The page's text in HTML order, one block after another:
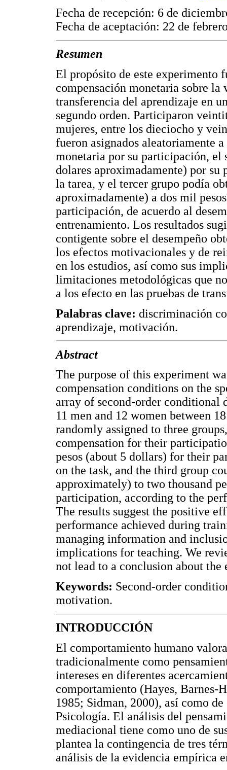
Fecha de recepción: 6 de
Fecha de aceptación: 22 de
Resumen
El propósito de este experimento
compensación monetaria sobre
transferencia del aprendizaje en
segundo orden. Participaron
mujeres, entre los dieciocho y
fueron asignados aleatoriamente
monetaria por su participación, el
dolares aproximadamente) por su
la tarea, y el tercer grupo podía
aproximadamente) a dos mil
participación, de acuerdo al
entrenamiento. Los resultados
contigente sobre el desempeño
los efectos motivacionales y de
en los estudios, así como sus
limitaciones metodológicas que
a los efecto en las pruebas de
Palabras clave: discriminación
aprendizaje, motivación.
Abstract
The purpose of this experiment
compensation conditions on the
array of second-order
11 men and 12 women between
randomly assigned to three
compensation for their
pesos (about 5 dollars) for their
on the task, and the third group
approximately) to two thousand
participation, according to the
The results suggest the positive
performance achieved during
managing information and
implications for teaching. We
not lead to a conclusion about the
Keywords: Second-order
motivation.
INTRODUCCIÓN
El comportamiento humano
tradicionalmente como
intereses en diferentes
comportamiento (Hayes, Barnes-
1985; Sidman, 2000), así como
Psicología. El análisis del
mediacional tiene como uno de
plantea la contingencia de tres
análisis de la evidencia empírica